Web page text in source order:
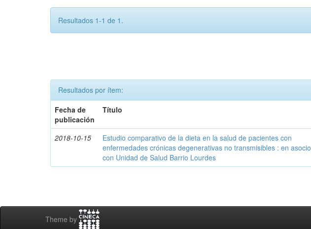
Resultados 1-1 de 1.
Resultados por ítem:
Fecha de
publicación
Título
2018-10-15
Estudio comparativo de la dieta en la salud de pacientes con
enfermedades crónicas degenerativas no transmisibles : en asocio
con Unidad de Salud Barrio Lourdes
Theme by